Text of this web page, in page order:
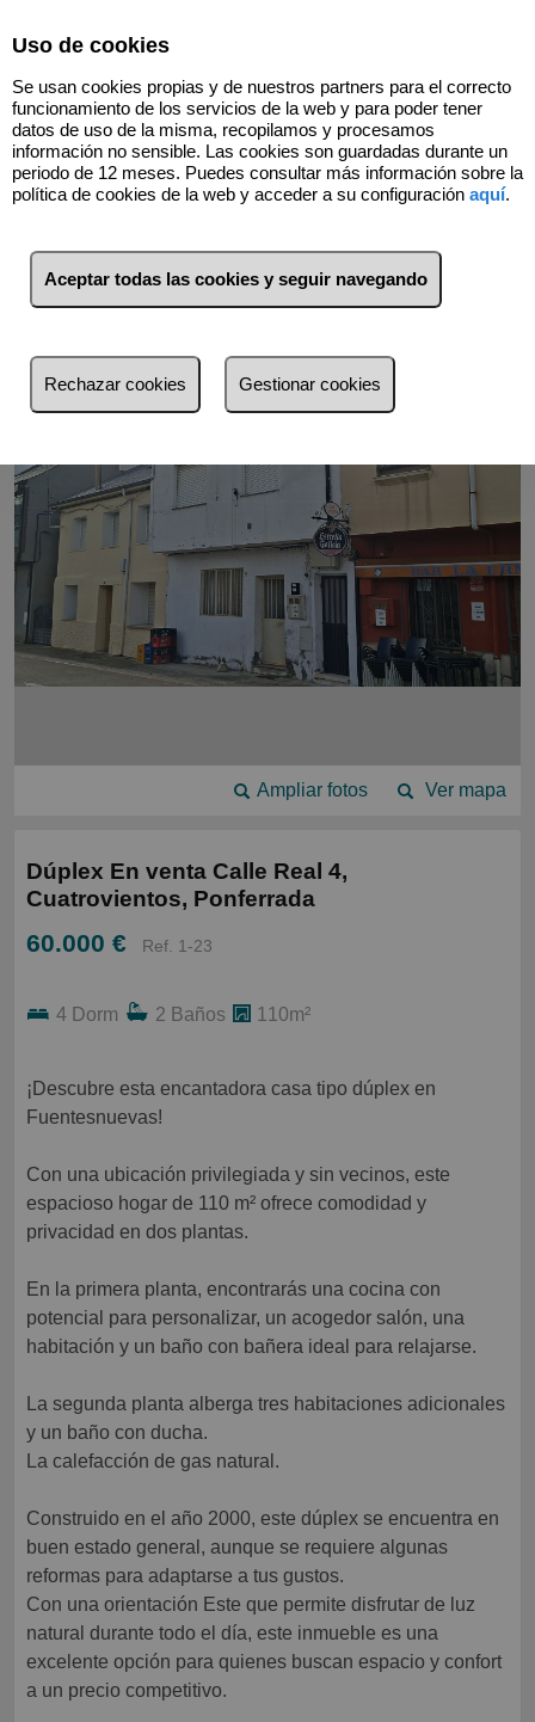
Volver
Ver mapa
Ampliar fotos
Dúplex En venta Calle Real 4,
Cuatrovientos, Ponferrada
60.000 € Ref. 1-23
4 Dorm 2 Baños 110m²
¡Descubre esta encantadora casa tipo dúplex en
Fuentesnuevas!
Con una ubicación privilegiada y sin vecinos, este
espacioso hogar de 110 m² ofrece comodidad y
privacidad en dos plantas.
En la primera planta, encontrarás una cocina con
potencial para personalizar, un acogedor salón, una
habitación y un baño con bañera ideal para relajarse.
La segunda planta alberga tres habitaciones adicionales
y un baño con ducha.
La calefacción de gas natural.
Construido en el año 2000, este dúplex se encuentra en
buen estado general, aunque se requiere algunas
reformas para adaptarse a tus gustos.
Con una orientación Este que permite disfrutar de luz
natural durante todo el día, este inmueble es una
excelente opción para quienes buscan espacio y confort
a un precio competitivo.
Uso de cookies
Se usan cookies propias y de nuestros partners para el correcto
funcionamiento de los servicios de la web y para poder tener
datos de uso de la misma, recopilamos y procesamos
información no sensible. Las cookies son guardadas durante un
periodo de 12 meses. Puedes consultar más información sobre la
política de cookies de la web y acceder a su configuración aquí.
Aceptar todas las cookies y seguir navegando
Rechazar cookies Gestionar cookies